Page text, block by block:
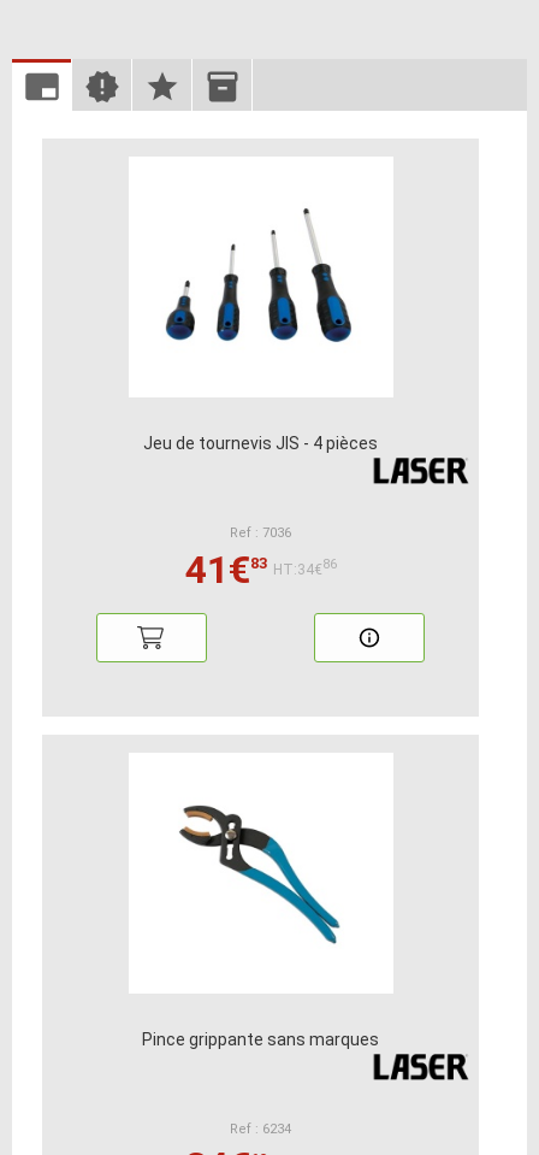
Jeu de tournevis JIS - 4 pièces
Ref : 7036
41€83 HT:34€86
Pince grippante sans marques
Ref : 6234